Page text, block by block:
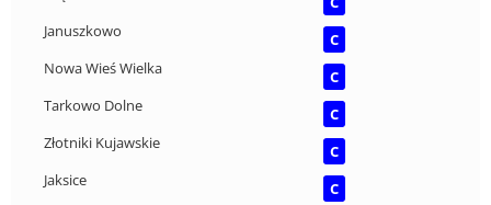
Januszkowo
C
Nowa Wieś Wielka
C
Tarkowo Dolne
C
Złotniki Kujawskie
C
Jaksice
C